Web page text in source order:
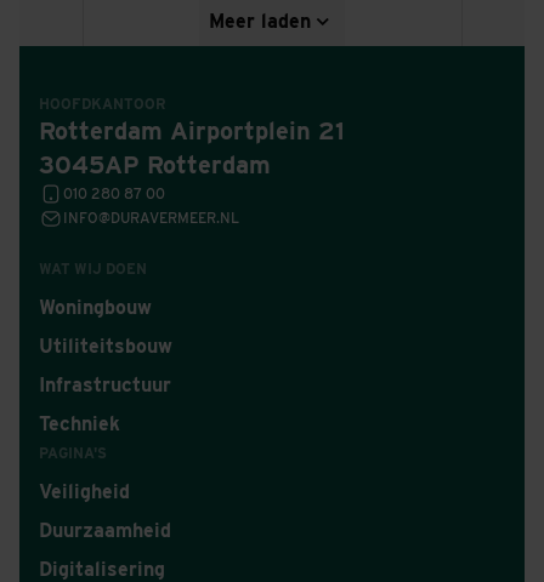
Meer laden
WAT WIJ DOEN
Woningbouw
Utiliteitsbouw
Infrastructuur
Techniek
PAGINA'S
Veiligheid
Duurzaamheid
Digitalisering
HOOFDKANTOOR
Rotterdam Airportplein 21
3045AP Rotterdam
010 280 87 00
INFO@DURAVERMEER.NL